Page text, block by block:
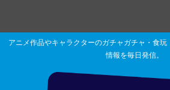
アニメ作品やキャラクターのガチャガチャ・食
情報を毎日発信。